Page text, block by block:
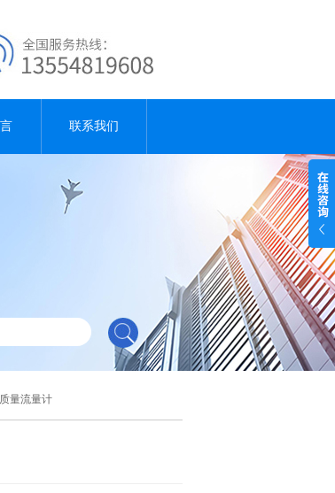
联系我们
量流量计